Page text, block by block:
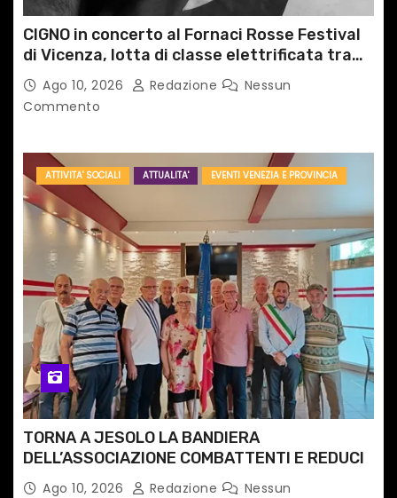
c
o
l
i
CIGNO in concerto al Fornaci Rosse Festival
di Vicenza, lotta di classe elettrificata tra
sacro e profano
Ago 10, 2026 Redazione
Nessun
Commento
ATTIVITA' SOCIALI ATTUALITA' EVENTI VENEZIA E PROVINCIA
TORNA A JESOLO LA BANDIERA
DELL’ASSOCIAZIONE COMBATTENTI E REDUCI
Ago 10, 2026 Redazione
Nessun